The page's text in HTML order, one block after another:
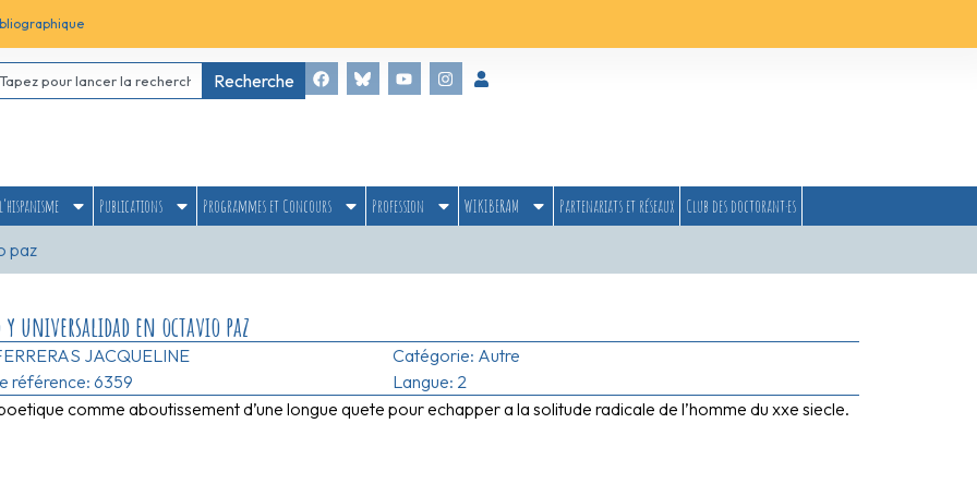
Recherche
Publications Programmes et Concours Profession WIKIBERAM Partenariats et réseaux
Club des doctorant·es
paz
universalidad en octavio paz
JACQUELINE
référence: 6359
Catégorie: Autre
Langue: 2
comme aboutissement d’une longue quete pour echapper a la solitude radicale de l’homme du xxe siecle.